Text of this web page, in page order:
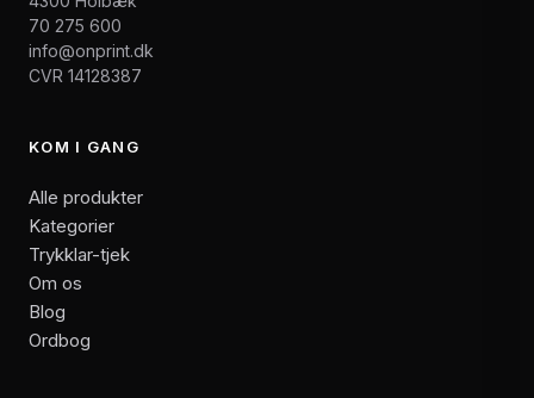
70 275 600
info@onprint.dk
CVR 14128387
KOM I GANG
Alle produkter
Kategorier
Trykklar-tjek
Om os
Blog
Ordbog